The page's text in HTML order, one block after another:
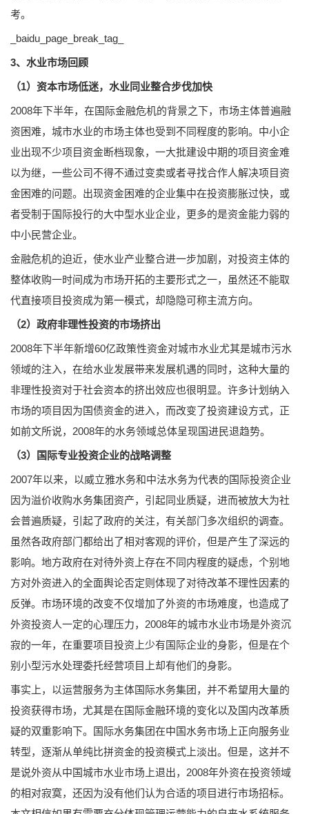
考。
_baidu_page_break_tag_
3、水业市场回顾
（1）资本市场低迷，水业同业整合步伐加快
2008年下半年，在国际金融危机的背景之下，市场主体普遍融
资困难，城市水业的市场主体也受到不同程度的影响。中小企
业出现不少项目资金断档现象，一大批建设中期的项目资金难
以为继，一些公司不得不通过变卖或者寻找合作人解决项目资
金困难的问题。出现资金困难的企业集中在投资膨胀过快，或
者受制于国际投行的大中型水业企业，更多的是资金能力弱的
中小民营企业。
金融危机的迫近，使水业产业整合进一步加剧，对投资主体的
整体收购一时间成为市场开拓的主要形式之一，虽然还不能取
代直接项目投资成为第一模式，却隐隐可称主流方向。
（2）政府非理性投资的市场挤出
2008年下半年新增60亿政策性资金对城市水业尤其是城市污水
领域的注入，在给水业发展带来发展机遇的同时，这种大量的
非理性投资对于社会资本的挤出效应也很明显。许多计划纳入
市场的项目因为国债资金的进入，而改变了投资建设方式，正
如前文所说，2008年的水务领域总体呈现国进民退趋势。
（3）国际专业投资企业的战略调整
2007年以来，以威立雅水务和中法水务为代表的国际投资企业
因为溢价收购水务集团资产，引起同业质疑，进而被放大为社
会普遍质疑，引起了政府的关注，有关部门多次组织的调查。
虽然各政府部门都给出了相对客观的评价，但是产生了深远的
影响。地方政府在对待外资上存在不同内程度的疑虑，个别地
方对外资进入的全面舆论否定则体现了对待改革不理性因素的
反弹。市场环境的改变不仅增加了外资的市场难度，也造成了
外资投资人一定的心理压力，2008年的城市水业市场是外资沉
寂的一年，在重要项目投资上少有国际企业的身影，但是在个
别小型污水处理委托经营项目上却有他们的身影。
事实上，以运营服务为主体国际水务集团，并不希望用大量的
投资获得市场，尤其是在国际金融环境的变化以及国内改革质
疑的双重影响下。国际水务集团在中国水务市场上正向服务业
转型，逐渐从单纯比拼资金的投资模式上淡出。但是，这并不
是说外资从中国城市水业市场上退出，2008年外资在投资领域
的相对寂寞，还因为没有他们认为合适的项目进行市场招标。